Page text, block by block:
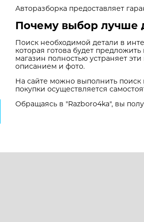
Авторазборка предоставляет
Почему выбор лучше
Поиск необходимой детали в
которая готова будет
магазин полностью устраняет
описанием и фото.
На сайте можно выполнить
покупки осуществляется
Обращаясь в "Razboro4ka", вы